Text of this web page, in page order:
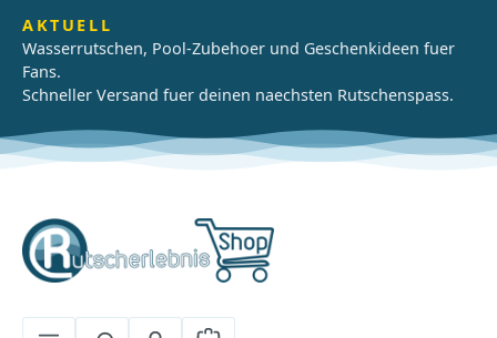
Zum Hauptinhalt springen
AKTUELL
Wasserrutschen, Pool-Zubehoer und Geschenkideen fuer
Fans.
Schneller Versand fuer deinen naechsten Rutschenspass.